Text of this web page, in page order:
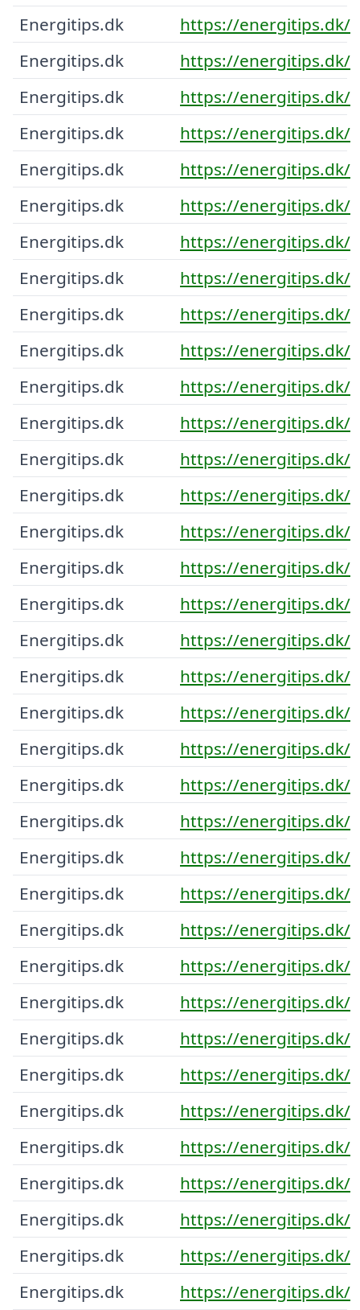
Energitips.dk
https://energitips.dk/
Energitips.dk
https://energitips.dk/
Energitips.dk
https://energitips.dk/
Energitips.dk
https://energitips.dk/
Energitips.dk
https://energitips.dk/
Energitips.dk
https://energitips.dk/
Energitips.dk
https://energitips.dk/
Energitips.dk
https://energitips.dk/
Energitips.dk
https://energitips.dk/
Energitips.dk
https://energitips.dk/
Energitips.dk
https://energitips.dk/
Energitips.dk
https://energitips.dk/
Energitips.dk
https://energitips.dk/
Energitips.dk
https://energitips.dk/
Energitips.dk
https://energitips.dk/
Energitips.dk
https://energitips.dk/
Energitips.dk
https://energitips.dk/
Energitips.dk
https://energitips.dk/
Energitips.dk
https://energitips.dk/
Energitips.dk
https://energitips.dk/
Energitips.dk
https://energitips.dk/
Energitips.dk
https://energitips.dk/
Energitips.dk
https://energitips.dk/
Energitips.dk
https://energitips.dk/
Energitips.dk
https://energitips.dk/
Energitips.dk
https://energitips.dk/
Energitips.dk
https://energitips.dk/
Energitips.dk
https://energitips.dk/
Energitips.dk
https://energitips.dk/
Energitips.dk
https://energitips.dk/
Energitips.dk
https://energitips.dk/
Energitips.dk
https://energitips.dk/
Energitips.dk
https://energitips.dk/
Energitips.dk
https://energitips.dk/
Energitips.dk
https://energitips.dk/
Energitips.dk
https://energitips.dk/